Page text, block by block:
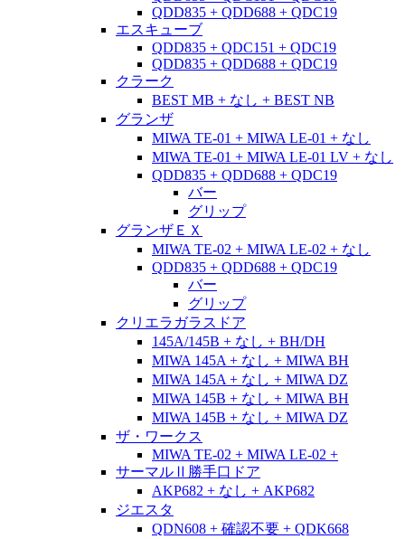
QDD835 + QDD688 + QDC19
エスキューブ
QDD835 + QDC151 + QDC19
QDD835 + QDD688 + QDC19
クラーク
BEST MB + なし + BEST NB
グランザ
MIWA TE-01 + MIWA LE-01 + なし
MIWA TE-01 + MIWA LE-01 LV + なし
QDD835 + QDD688 + QDC19
バー
グリップ
グランザＥＸ
MIWA TE-02 + MIWA LE-02 + なし
QDD835 + QDD688 + QDC19
バー
グリップ
クリエラガラスドア
145A/145B + なし + BH/DH
MIWA 145A + なし + MIWA BH
MIWA 145A + なし + MIWA DZ
MIWA 145B + なし + MIWA BH
MIWA 145B + なし + MIWA DZ
ザ・ワークス
MIWA TE-02 + MIWA LE-02 +
サーマルⅡ勝手口ドア
AKP682 + なし + AKP682
ジエスタ
QDN608 + 確認不要 + QDK668